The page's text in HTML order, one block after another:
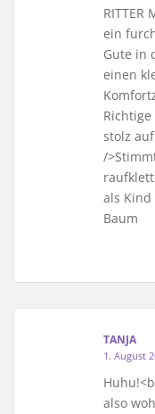
RITTER
ein
Gute in
einen
stolz
/
als
Baum
TANJA
1. August
also